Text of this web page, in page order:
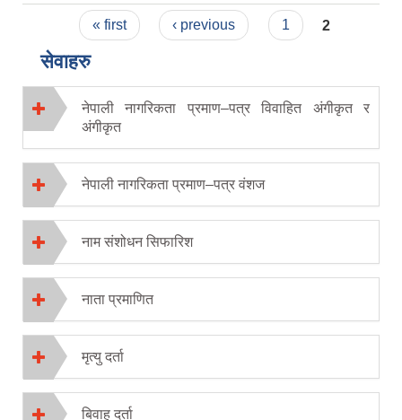
Pages« first ‹ previous 1 2
सेवाहरु
नेपाली नागरिकता प्रमाण–पत्र विवाहित अंगीकृत र
अंगीकृत
नेपाली नागरिकता प्रमाण–पत्र वंशज
नाम संशोधन सिफारिश
नाता प्रमाणित
मृत्यु दर्ता
बिवाह दर्ता